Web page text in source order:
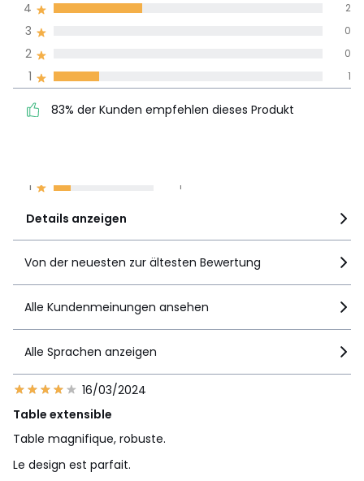
1 1
4 2
83% der Kunden
empfehlen dieses Produkt
Details anzeigen
1 1
2 0
3 0
4 2
83% der Kunden empfehlen dieses Produkt
Von der neuesten zur ältesten Bewertung
Alle Kundenmeinungen ansehen
Alle Sprachen anzeigen
16/03/2024
Table extensible
Table magnifique, robuste.
Le design est parfait.